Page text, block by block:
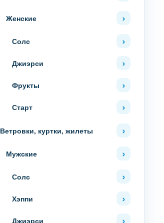
Женские
Солс
Джиэрси
Фрукты
Старт
Ветровки, куртки, жилеты
Мужские
Солс
Хэппи
Джиэрси